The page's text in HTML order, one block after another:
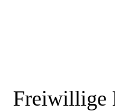
Freiwillige